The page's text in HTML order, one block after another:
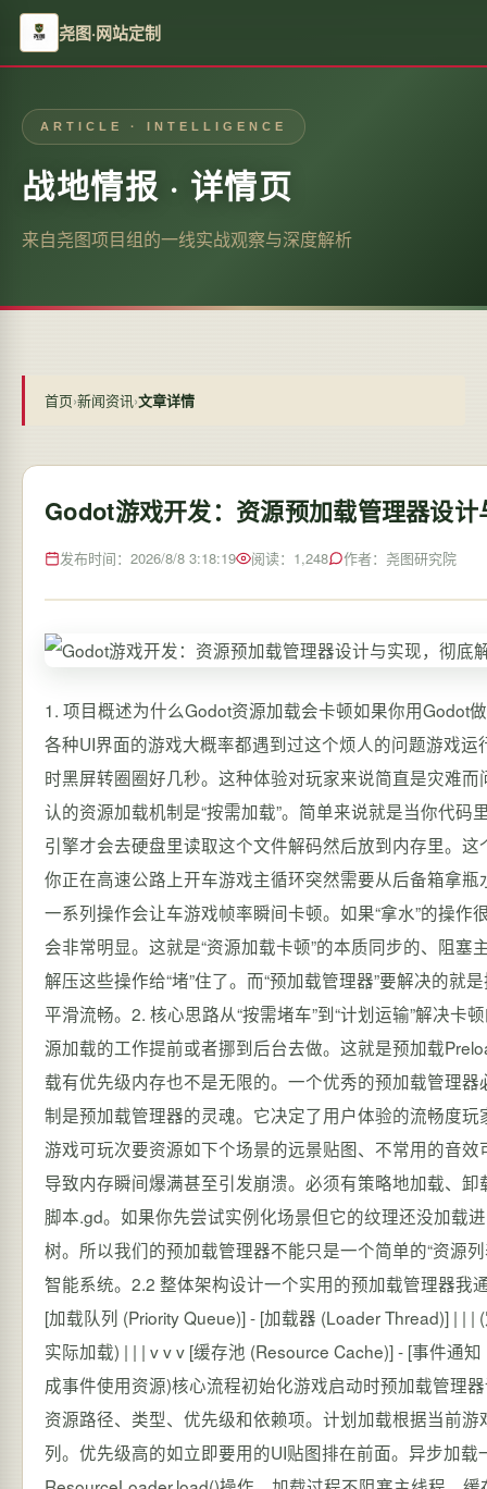
尧图·网站定制
ARTICLE · INTELLIGENCE
战地情报 · 详情页
来自尧图项目组的一线实战观察与深度解析
首页›新闻资讯›文章详情
Godot游戏开发：资源预加载管理器设
发布时间：2026/8/8 3:18:19 阅读：1,248 作者：尧图研究院
1. 项目概述为什么Godot资源加载会卡顿如果你用Godot做过稍微复杂点的项目尤其是那种场景里有几十个角色、上百种音效、各种UI界面的游戏大概率都遇到过这个烦人的问题游戏运行得好好的突然画面一卡角色动作像PPT一样一顿一顿的或者切换场景时黑屏转圈圈好几秒。这种体验对玩家来说简直是灾难而问题的根源十有八九出在资源加载上。Godot引擎本身非常高效但它默认的资源加载机制是“按需加载”。简单来说就是当你代码里第一次用到某个资源比如一个角色纹理、一个音效文件、一个场景时引擎才会去硬盘里读取这个文件解码然后放到内存里。这个过程发生在主线程也就是游戏逻辑和渲染的同一个线程里。想象一下你正在高速公路上开车游戏主循环突然需要从后备箱拿瓶水加载资源你就得减速、停车、开后备箱、找水、再关门、加速——这一系列操作会让车游戏帧率瞬间卡顿。如果“拿水”的操作很频繁或者“水”特别重比如一个几十MB的高清纹理或复杂场景那卡顿就会非常明显。这就是“资源加载卡顿”的本质同步的、阻塞主线程的I/O操作。玩家感受到的卡顿就是游戏主循环被硬盘读取、数据解压这些操作给“堵”住了。而“预加载管理器”要解决的就是把这个“堵车”问题通过提前规划路线、错峰出行、分批运输的方式变得平滑流畅。2. 核心思路从“按需堵车”到“计划运输”解决卡顿的思路其实很直接别在玩家玩得正嗨的时候去读硬盘。我们应该把资源加载的工作提前或者挪到后台去做。这就是预加载Preloading的核心思想。但单纯的预加载还不够因为资源之间有依赖关系加载有优先级内存也不是无限的。一个优秀的预加载管理器必须能智能地控制加载顺序。2.1 加载顺序为什么如此关键加载顺序控制是预加载管理器的灵魂。它决定了用户体验的流畅度玩家最需要看到的资源如当前场景的贴图、主角模型必须先加载完毕保证游戏可玩次要资源如下个场景的远景贴图、不常用的音效可以后台慢慢加载。内存使用的效率无顺序地一股脑预加载所有资源会导致内存瞬间爆满甚至引发崩溃。必须有策略地加载、卸载。依赖关系的正确处理Godot中一个场景.tscn引用了多个纹理.png、脚本.gd。如果你先尝试实例化场景但它的纹理还没加载进内存就会导致加载失败或显示错误。加载顺序必须能处理这种依赖树。所以我们的预加载管理器不能只是一个简单的“资源列表加载器”它必须是一个具备优先级调度、依赖分析和生命周期管理的智能系统。2.2 整体架构设计一个实用的预加载管理器我通常会设计成下面这样的结构它包含几个核心组件[资源清单 (Manifest)] - [加载队列 (Priority Queue)] - [加载器 (Loader Thread)] | | | (定义资源、依赖、优先级) (动态排序决定下一个加载谁) (后台线程执行实际加载) | | | v v v [缓存池 (Resource Cache)] - [事件通知 (Signal)] - [游戏主逻辑] | | (存储已加载资源提供快速访问) (接收加载完成事件使用资源)核心流程初始化游戏启动时预加载管理器读取一个定义好的资源清单Manifest。这个清单列出了所有需要管理的资源路径、类型、优先级和依赖项。计划加载根据当前游戏状态例如在主菜单、在关卡1管理器将相关资源任务放入一个优先队列。优先级高的如立即要用的UI贴图排在前面。异步加载一个或多个后台线程从队列中取出任务执行实际的ResourceLoader.load()操作。加载过程不阻塞主线程。缓存与通知资源加载完成后存入一个缓存字典如Dictionary[String, Resource]。同时管理器发出信号Signal通知游戏逻辑“某个资源准备好了”。资源获取游戏逻辑需要资源时不再调用preload()或同步的load()而是向管理器请求。如果资源已在缓存中立即返回如果正在加载则等待其信号如果还未加载则触发一个高优先级的加载任务。卸载管理管理器会跟踪资源的使用情况引用计数。当某个资源长时间未被使用且内存紧张时可以将其从缓存中移除释放内存。3. 核心细节解析与实操要点3.1 如何定义资源清单Manifest资源清单是管理器的“总纲”。我不推荐用代码硬编码而是使用JSON或自定义的Resource格式便于管理和修改。一个JSON清单的示例{ resources: [ { id: player_texture, path: res://assets/characters/player/player_sprite.png, type: Texture2D, priority: 10, dependencies: [], preload_in: [main_menu, level_1, level_2] }, { id: level_1_scene, path: res://levels/level_1.tscn, type: PackedScene, priority: 5, dependencies: [enemy_grunt_texture, bg_music_1], preload_in: [level_1] }, { id: bg_music_1, path: res://audio/music/level1_theme.ogg, type: AudioStream, priority: 2, dependencies: [], preload_in: [level_1] } ] }字段解析id: 资源的唯一标识符用于在代码中引用比直接使用路径字符串更安全避免拼写错误。path: 资源在项目中的实际路径。type: 资源类型帮助加载器进行类型检查。priority:加载顺序控制的核心。数字越大优先级越高。通常立即需要的UI资源、主角资源设为最高如10当前场景资源次之5-8下一场景或通用资源较低1-4。dependencies: 依赖项列表填写所依赖资源的id。加载器会确保依赖项先于本资源加载。preload_in: 这个资源应该在哪些游戏阶段被预加载。例如在主菜单就加载所有通用UI音效在进入关卡1前加载关卡1专属的资源。实操心得优先级数字不要设得过于离散比如1 100 1000。用1-10的范围就足够了更易于理解和调整。依赖项检查可以做得更智能比如通过解析.tscn文件自动提取其引用的子资源路径但这会增加复杂性。对于中小项目手动维护依赖项清单是可控的。3.2 实现优先级加载队列Godot 4.x提供了Thread类我们可以很方便地实现后台加载。核心是维护一个线程安全的优先队列。这里的关键是“线程安全”因为加载线程和主线程可能同时访问队列。一个简单的线程安全优先队列思路# PreloadQueue.gd extends RefCounted var _mutex: Mutex Mutex.new() var _queue: Array [] # 数组元素可以是字典包含resource_id和priority func push_task(resource_id: String, priority: int) - void: _mutex.lock() # 将任务插入队列并按优先级排序优先级高的在前 _queue.append({id: resource_id, priority: priority}) _queue.sort_custom(func(a, b): return a[priority] b[priority]) _mutex.unlock() func pop_task() - Dictionary: _mutex.lock() var task {} if _queue.size() 0: task _queue.pop_front() # 取出优先级最高的任务 _mutex.unlock() return task func is_empty() - bool: _mutex.lock() var empty _queue.is_empty() _mutex.unlock() return empty加载线程的主循环就会不断从pop_task()获取任务然后调用Godot的ResourceLoader.load_threaded_request()和ResourceLoader.load_threaded_get_status()来执行异步加载。3.3 依赖关系的处理这是加载顺序控制中最精细的部分。当我们要加载资源A时发现它依赖资源B和C那么B和C必须优先加载。处理策略拓扑排序将资源及其依赖关系看作一个有向无环图DAG。加载前先进行拓扑排序得到一个满足所有依赖关系的加载序列。这适合在关卡